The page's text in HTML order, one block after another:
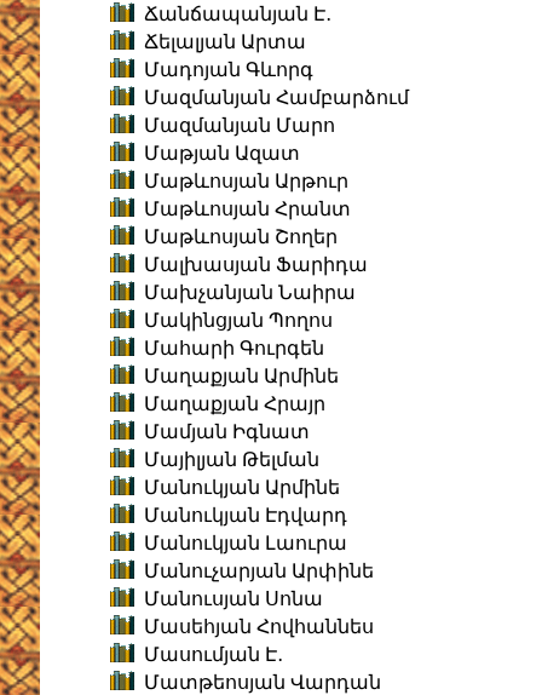
Ճանճապանյան Է․
Ճելալյան Արտա
Մադոյան Գևորգ
Մազմանյան Համբարձում
Մազմանյան Մարո
Մաթյան Ազատ
Մաթևոսյան Արթուր
Մաթևոսյան Հրանտ
Մաթևոսյան Շողեր
Մալխասյան Ֆարիդա
Մախչանյան Նաիրա
Մակինցյան Պողոս
Մահարի Գուրգեն
Մաղաքյան Արմինե
Մաղաքյան Հրայր
Մամյան Իգնատ
Մայիլյան Թելման
Մանուկյան Արմինե
Մանուկյան Էդվարդ
Մանուկյան Լաուրա
Մանուչարյան Արփինե
Մանուսյան Սոնա
Մասեհյան Հովհաննես
Մասումյան Է․
Մատթեոսյան Վարդան